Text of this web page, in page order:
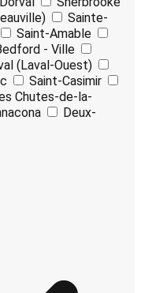
Sainte-
Saint-Amable
- Ville
(Laval-Ouest)
Saint-Casimir
Chutes-de-la-
Deux-